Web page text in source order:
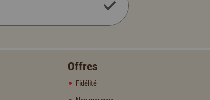
Offres
Fidélité